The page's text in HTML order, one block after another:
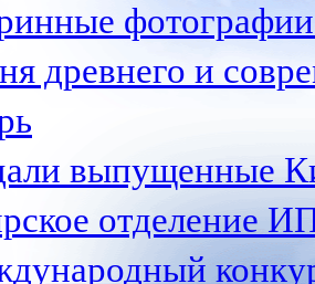
древнего и
выпущенные
отделение